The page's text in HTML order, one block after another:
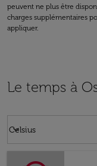
peuvent ne plus être
charges supplémentaires
appliquer.
Le temps à
Celsius
keyboard_arrow_down